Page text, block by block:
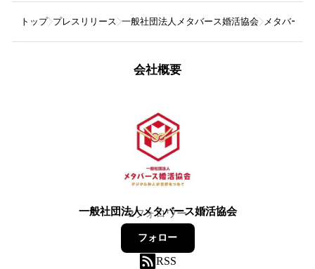
トップ プレスリリース 一般社団法人メタバース婚活協会 メタバース
会社概要
一般社団法人メタバース婚活協会
2フォロワー
フォロー
RSS